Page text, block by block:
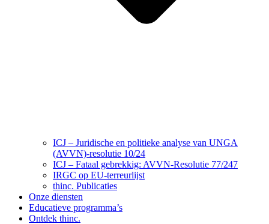
ICJ – Juridische en politieke analyse van UNGA
(AVVN)-resolutie 10/24
ICJ – Fataal gebrekkig: AVVN-Resolutie 77/247
IRGC op EU-terreurlijst
thinc. Publicaties
Onze diensten
Educatieve programma’s
Ontdek thinc.